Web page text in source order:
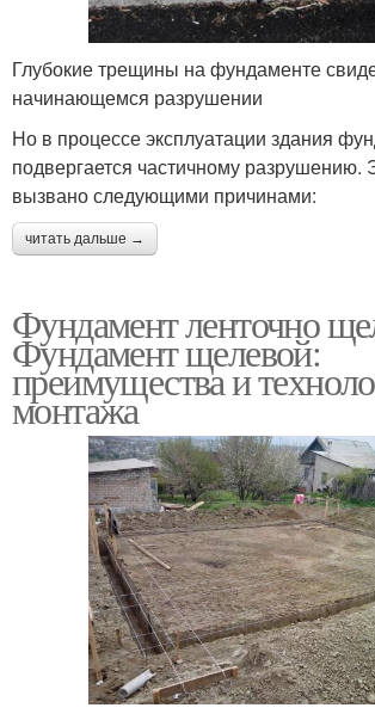
Глубокие трещины на фундаменте
начинающемся разрушении
Но в процессе эксплуатации здания
подвергается частичному разрушению.
вызвано следующими причинами:
читать дальше →
Фундамент ленточно
Фундамент щелевой:
преимущества и
монтажа